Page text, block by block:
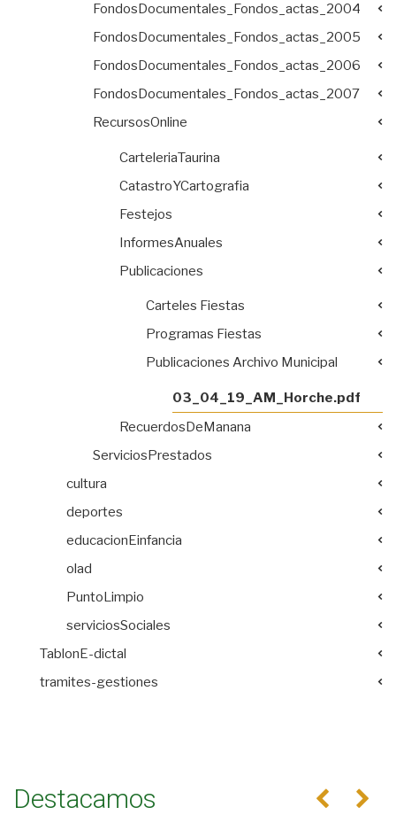
FondosDocumentales_Fondos_actas_2004
FondosDocumentales_Fondos_actas_2005
FondosDocumentales_Fondos_actas_2006
FondosDocumentales_Fondos_actas_2007
RecursosOnline
CarteleriaTaurina
CatastroYCartografia
Festejos
InformesAnuales
Publicaciones
Carteles Fiestas
Programas Fiestas
Publicaciones Archivo Municipal
03_04_19_AM_Horche.pdf
RecuerdosDeManana
ServiciosPrestados
cultura
deportes
educacionEinfancia
olad
PuntoLimpio
serviciosSociales
TablonE-dictal
tramites-gestiones
Destacamos Anterior